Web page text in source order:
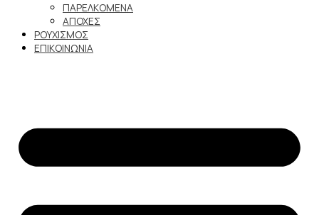
ΠΑΡΕΛΚΟΜΕΝΑ
ΑΠΟΧΕΣ
ΡΟΥΧΙΣΜΟΣ
ΕΠΙΚΟΙΝΩΝΙΑ